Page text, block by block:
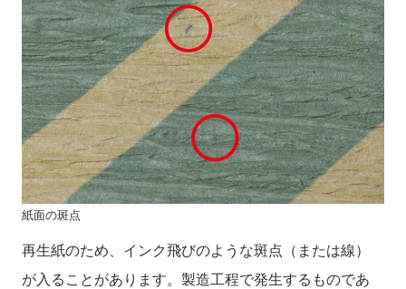
紙面の斑点
再生紙のため、インク飛びのような斑点（または線）
が入ることがあります。製造工程で発生するものであ